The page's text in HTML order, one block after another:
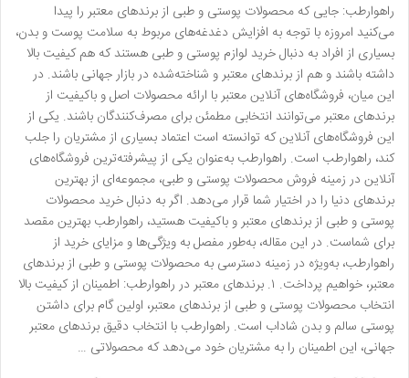
راهوارطب: جایی که محصولات پوستی و طبی از برندهای معتبر را پیدا
می‌کنید امروزه با توجه به افزایش دغدغه‌های مربوط به سلامت پوست و بدن،
بسیاری از افراد به دنبال خرید لوازم پوستی و طبی هستند که هم کیفیت بالا
داشته باشند و هم از برندهای معتبر و شناخته‌شده در بازار جهانی باشند. در
این میان، فروشگاه‌های آنلاین معتبر با ارائه محصولات اصل و باکیفیت از
برندهای معتبر می‌توانند انتخابی مطمئن برای مصرف‌کنندگان باشند. یکی از
این فروشگاه‌های آنلاین که توانسته است اعتماد بسیاری از مشتریان را جلب
کند، راهوارطب است. راهوارطب به‌عنوان یکی از پیشرفته‌ترین فروشگاه‌های
آنلاین در زمینه فروش محصولات پوستی و طبی، مجموعه‌ای از بهترین
برندهای دنیا را در اختیار شما قرار می‌دهد. اگر به دنبال خرید محصولات
پوستی و طبی از برندهای معتبر و باکیفیت هستید، راهوارطب بهترین مقصد
برای شماست. در این مقاله، به‌طور مفصل به ویژگی‌ها و مزایای خرید از
راهوارطب، به‌ویژه در زمینه دسترسی به محصولات پوستی و طبی از برندهای
معتبر، خواهیم پرداخت. ۱. برندهای معتبر در راهوارطب: اطمینان از کیفیت بالا
انتخاب محصولات پوستی و طبی از برندهای معتبر، اولین گام برای داشتن
پوستی سالم و بدن شاداب است. راهوارطب با انتخاب دقیق برندهای معتبر
جهانی، این اطمینان را به مشتریان خود می‌دهد که محصولاتی …